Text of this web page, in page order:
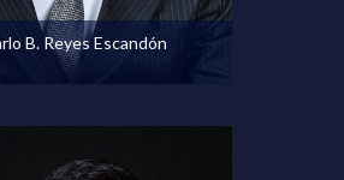
B. Reyes Escandón
Ver perfil